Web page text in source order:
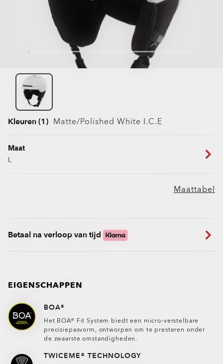
Kleuren (1) Matte/polished White I.c.e
Maat
L
Maattabel
Betaal na verloop van tijd
EIGENSCHAPPEN
BOA®
Het BOA® Fit System biedt een micro-verstelbare
precisiepasvorm, ontworpen om te presteren onder
de zwaarste omstandigheden.
TWICEME® TECHNOLOGY